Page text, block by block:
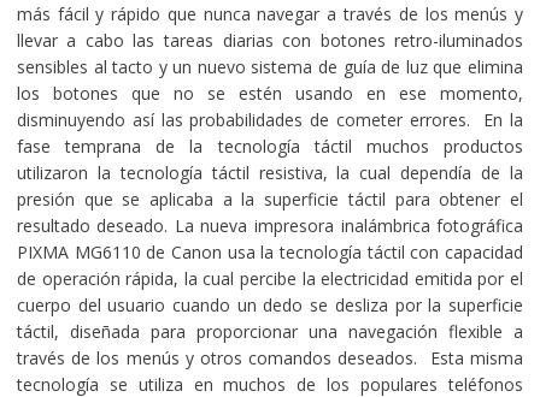
más fácil y rápido que nunca navegar a través de los menús y
llevar a cabo las tareas diarias con botones retro-iluminados
sensibles al tacto y un nuevo sistema de guía de luz que elimina
los botones que no se estén usando en ese momento,
disminuyendo así las probabilidades de cometer errores. En la
fase temprana de la tecnología táctil muchos productos
utilizaron la tecnología táctil resistiva, la cual dependía de la
presión que se aplicaba a la superficie táctil para obtener el
resultado deseado. La nueva impresora inalámbrica fotográfica
PIXMA MG6110 de Canon usa la tecnología táctil con capacidad
de operación rápida, la cual percibe la electricidad emitida por el
cuerpo del usuario cuando un dedo se desliza por la superficie
táctil, diseñada para proporcionar una navegación flexible a
través de los menús y otros comandos deseados. Esta misma
tecnología se utiliza en muchos de los populares teléfonos